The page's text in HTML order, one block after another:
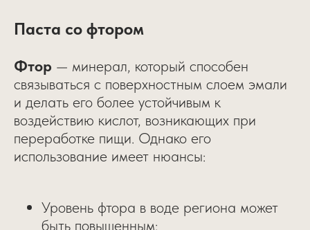
Паста со фтором
Фтор — минерал, который способен
связываться с поверхностным слоем эмали
и делать его более устойчивым к
воздействию кислот, возникающих при
переработке пищи. Однако его
использование имеет нюансы:
Уровень фтора в воде региона может
быть повышенным;